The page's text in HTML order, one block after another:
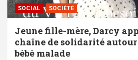
SOCIAL SOCIÉTÉ
Jeune fille-mère, Darcy
chaîne de solidarité autour
bébé malade